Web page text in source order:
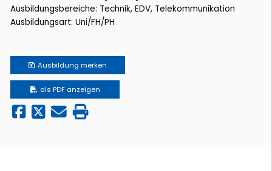
Ausbildungsbereiche: Technik, EDV, Telekommunikation
Ausbildungsart: Uni/FH/PH
Ausbildung merken
als PDF anzeigen